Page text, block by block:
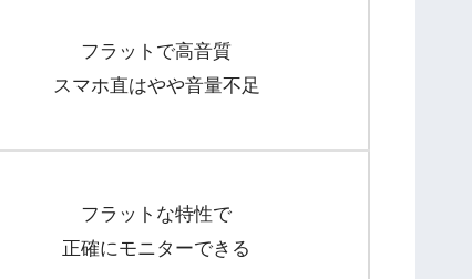
フラットで高音質
スマホ直はやや音量不足
フラットな特性で
正確にモニターできる